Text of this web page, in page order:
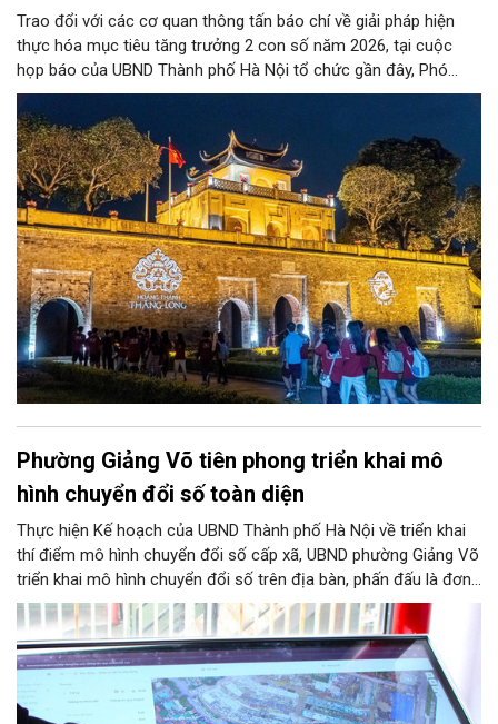
Trao đổi với các cơ quan thông tấn báo chí về giải pháp hiện
thực hóa mục tiêu tăng trưởng 2 con số năm 2026, tại cuộc
họp báo của UBND Thành phố Hà Nội tổ chức gần đây, Phó
Giám đốc Sở Tài chính Hà Nội Đỗ Thu Hằng chia sẻ, thành phố
sẽ thực hiện đồng bộ nhiều giải pháp, nhất là thể chế hóa Nghị
quyết số 02-NQ/TW của Bộ Chính trị về phát triển Thủ đô, Luật
Thủ đô 2026… cùng những nghị quyết của HĐND thành phố.
Phường Giảng Võ tiên phong triển khai mô
hình chuyển đổi số toàn diện
Thực hiện Kế hoạch của UBND Thành phố Hà Nội về triển khai
thí điểm mô hình chuyển đổi số cấp xã, UBND phường Giảng Võ
triển khai mô hình chuyển đổi số trên địa bàn, phấn đấu là đơn
vị hành chính cấp xã đầu tiên của Hà Nội tiên phong chuyển đổi
số toàn diện.